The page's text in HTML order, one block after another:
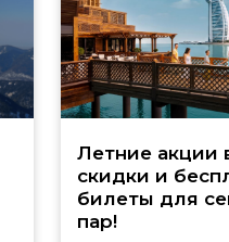
Летние акции
скидки и
билеты для
пар!